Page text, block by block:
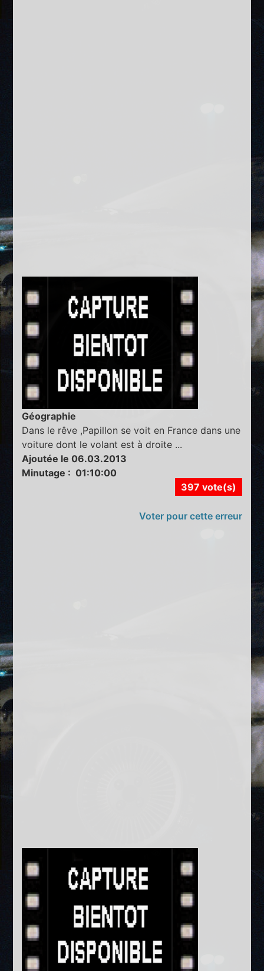
Géographie
Dans le rêve ,Papillon se voit en France dans une
voiture dont le volant est à droite ...
Ajoutée le 06.03.2013
Minutage : 01:10:00
397 vote(s)
Voter pour cette erreur